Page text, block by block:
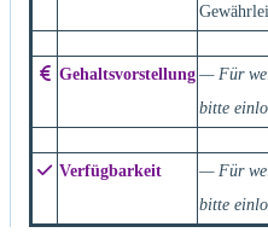
Gehaltsvorstellung — Für
bitte
Verfügbarkeit
— Für
bitte